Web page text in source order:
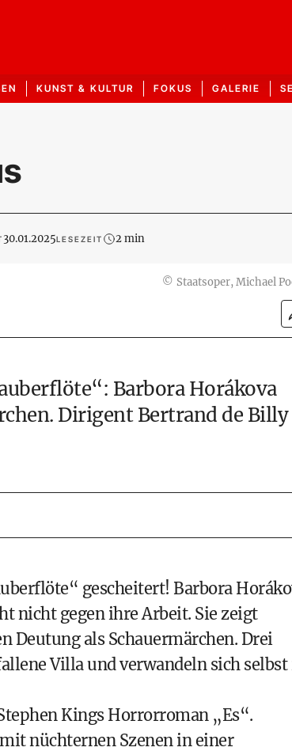
KUNST & KULTUR FOKUS GALERIE
30.01.2025LESEZEIT 2 min
© Staatsoper, Michael
Barbora Horákova
Dirigent Bertrand de Billy
gescheitert! Barbora
nicht gegen ihre Arbeit. Sie zeigt
Deutung als Schauermärchen. Drei
Villa und verwandeln sich selbst
Kings Horrorroman „Es“.
nüchternen Szenen in einer